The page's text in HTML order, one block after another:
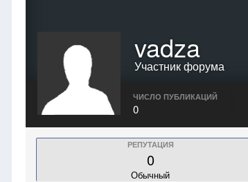
vadza
Участник форума
ЧИСЛО ПУБЛИКАЦИЙ
0
РЕПУТАЦИЯ
0
Обычный